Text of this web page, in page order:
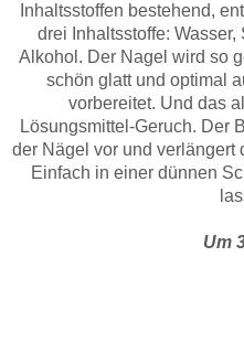
Inhaltsstoffen bestehend,
drei Inhaltsstoffe:
Alkohol. Der Nagel wird so
schön glatt und optimal
vorbereitet. Und das
Lösungsmittel-Geruch. Der
der Nägel vor und verlängert
Einfach in einer dünnen
Um